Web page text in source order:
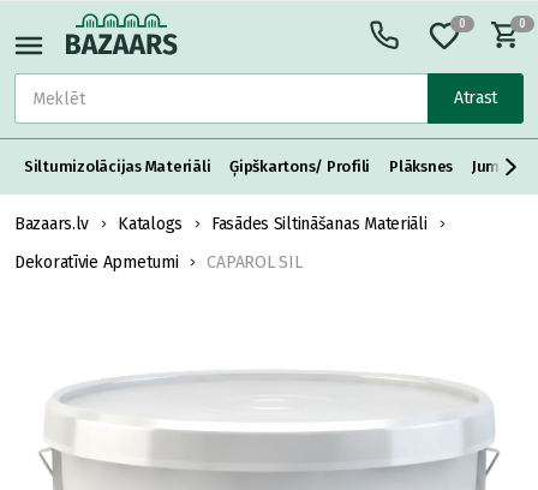
Atrast
0 0
Siltumizolācijas Materiāli Ģipškartons/ Profili Plāksnes Jumta
Bazaars.lv Katalogs
Fasādes Siltināšanas Materiāli
Dekoratīvie Apmetumi
CAPAROL SIL